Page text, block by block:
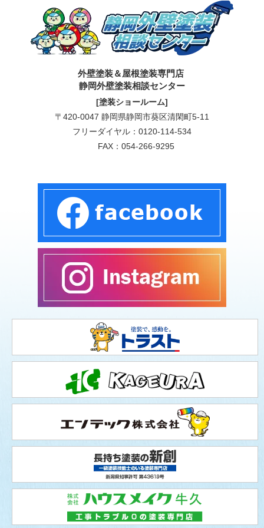
外壁塗装＆屋根塗装専門店
静岡外壁塗装相談センター
[塗装ショールーム]
〒420-0047 静岡県静岡市葵区清閑町5-11
フリーダイヤル： 0120-114-534
FAX：054-266-9295